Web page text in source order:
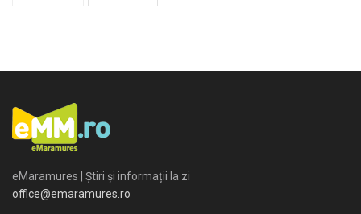
eMaramures | Știri și informații la zi
office@emaramures.ro